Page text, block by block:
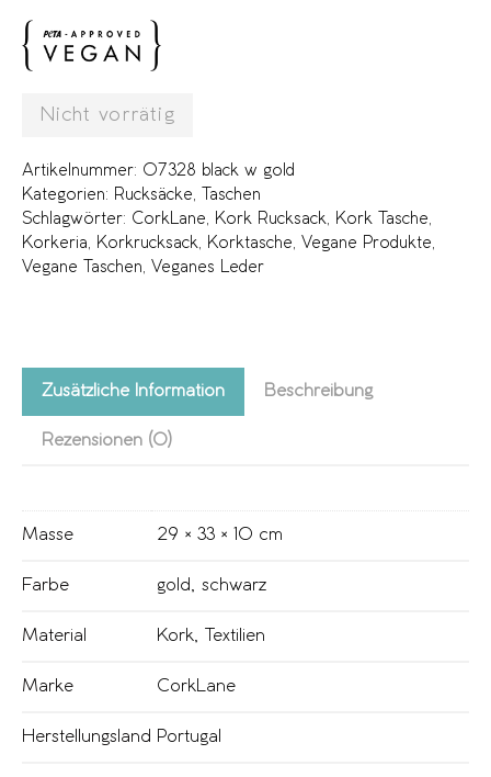
Nicht vorrätig
Artikelnummer: 07328 black w gold
Kategorien: Rucksäcke
Taschen
Schlagwörter: CorkLane Kork Rucksack Kork Tasche
Korkeria
Korkrucksack Korktasche Vegane Produkte
Vegane Taschen
Veganes Leder
Zusätzliche Information Beschreibung
Rezensionen (0)
Masse 29 × 33 × 10 cm
Farbe gold schwarz
Material Kork Textilien
Marke CorkLane
Herstellungsland Portugal